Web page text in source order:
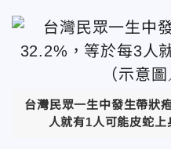
台灣民眾一生中發生帶狀
人就有1人可能皮蛇上